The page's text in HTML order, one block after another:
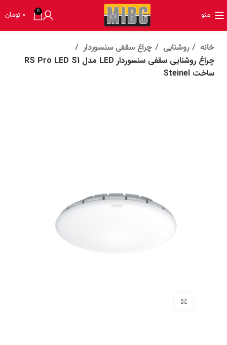
منو 0 ۰ تومان
خانه روشنایی
چراغ سقفی سنسوردار
چراغ روشنایی سقفی سنسوردار LED مدل RS Pro LED S1
ساخت Steinel